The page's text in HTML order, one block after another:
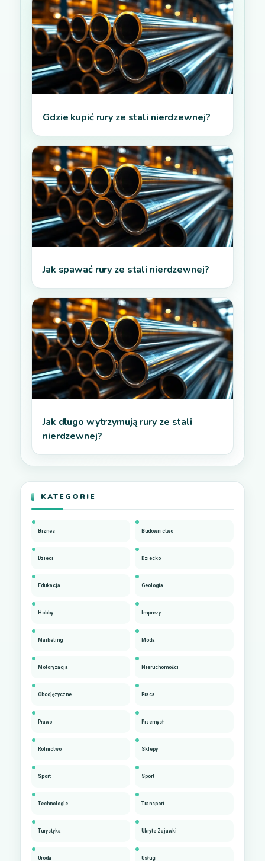
Gdzie kupić rury ze stali nierdzewnej?
Jak spawać rury ze stali nierdzewnej?
Jak długo wytrzymują rury ze stali
nierdzewnej?
KATEGORIE
Biznes Budownictwo
Dzieci Dziecko
Edukacja Geologia
Hobby Imprezy
Marketing Moda
Motoryzacja Nieruchomości
Obcojęzyczne Praca
Prawo Przemysł
Rolnictwo Sklepy
Sport Sport
Technologie Transport
Turystyka Ukryte Zajawki
Uroda Usługi